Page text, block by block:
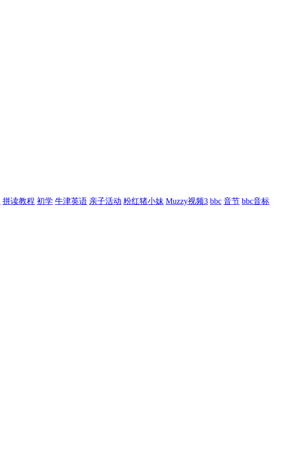
拼读教程 初学 牛津英语 亲子活动 粉红猪小妹 Muzzy视频3 bbc 音节 bbc音标